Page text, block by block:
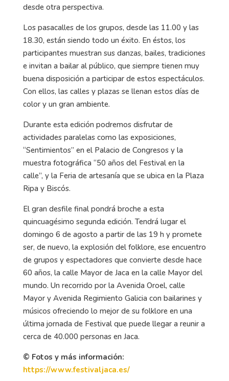
desde otra perspectiva.
Los pasacalles de los grupos, desde las 11.00 y las
18.30, están siendo todo un éxito. En éstos, los
participantes muestran sus danzas, bailes, tradiciones
e invitan a bailar al público, que siempre tienen muy
buena disposición a participar de estos espectáculos.
Con ellos, las calles y plazas se llenan estos días de
color y un gran ambiente.
Durante esta edición podremos disfrutar de
actividades paralelas como las exposiciones,
“Sentimientos” en el Palacio de Congresos y la
muestra fotográfica “50 años del Festival en la
calle”, y la Feria de artesanía que se ubica en la Plaza
Ripa y Biscós.
El gran desfile final pondrá broche a esta
quincuagésimo segunda edición. Tendrá lugar el
domingo 6 de agosto a partir de las 19 h y promete
ser, de nuevo, la explosión del folklore, ese encuentro
de grupos y espectadores que convierte desde hace
60 años, la calle Mayor de Jaca en la calle Mayor del
mundo. Un recorrido por la Avenida Oroel, calle
Mayor y Avenida Regimiento Galicia con bailarines y
músicos ofreciendo lo mejor de su folklore en una
última jornada de Festival que puede llegar a reunir a
cerca de 40.000 personas en Jaca.
© Fotos y más información:
https://www.festivaljaca.es/